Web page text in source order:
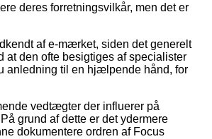
deres forretningsvilkår, men det er
af e-mærket, siden det generelt
at den ofte besigtiges af specialister
anledning til en hjælpende hånd, for
vedtægter der influerer på
grund af dette er det ydermere
dokumentere ordren af Focus